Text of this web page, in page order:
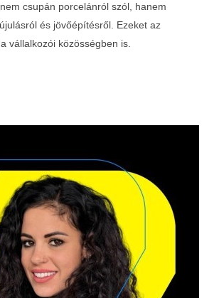
csupán porcelánról szól, hanem
és jövőépítésről. Ezeket az
vállalkozói közösségben is.